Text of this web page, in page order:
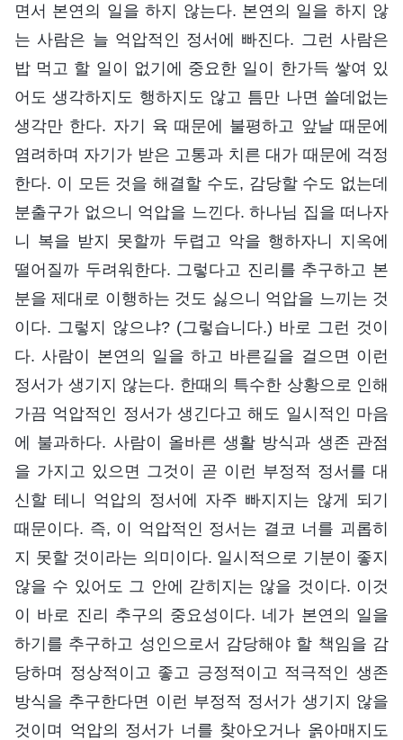
면서 본연의 일을 하지 않는다. 본연의 일을 하지 않
는 사람은 늘 억압적인 정서에 빠진다. 그런 사람은
밥 먹고 할 일이 없기에 중요한 일이 한가득 쌓여 있
어도 생각하지도 행하지도 않고 틈만 나면 쓸데없는
생각만 한다. 자기 육 때문에 불평하고 앞날 때문에
염려하며 자기가 받은 고통과 치른 대가 때문에 걱정
한다. 이 모든 것을 해결할 수도, 감당할 수도 없는데
분출구가 없으니 억압을 느낀다. 하나님 집을 떠나자
니 복을 받지 못할까 두렵고 악을 행하자니 지옥에
떨어질까 두려워한다. 그렇다고 진리를 추구하고 본
분을 제대로 이행하는 것도 싫으니 억압을 느끼는 것
이다. 그렇지 않으냐? (그렇습니다.) 바로 그런 것이
다. 사람이 본연의 일을 하고 바른길을 걸으면 이런
정서가 생기지 않는다. 한때의 특수한 상황으로 인해
가끔 억압적인 정서가 생긴다고 해도 일시적인 마음
에 불과하다. 사람이 올바른 생활 방식과 생존 관점
을 가지고 있으면 그것이 곧 이런 부정적 정서를 대
신할 테니 억압의 정서에 자주 빠지지는 않게 되기
때문이다. 즉, 이 억압적인 정서는 결코 너를 괴롭히
지 못할 것이라는 의미이다. 일시적으로 기분이 좋지
않을 수 있어도 그 안에 갇히지는 않을 것이다. 이것
이 바로 진리 추구의 중요성이다. 네가 본연의 일을
하기를 추구하고 성인으로서 감당해야 할 책임을 감
당하며 정상적이고 좋고 긍정적이고 적극적인 생존
방식을 추구한다면 이런 부정적 정서가 생기지 않을
것이며 억압의 정서가 너를 찾아오거나 옭아매지도